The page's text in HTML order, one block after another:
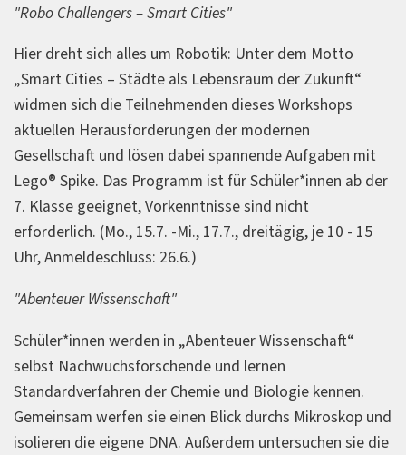
"Robo Challengers – Smart Cities"
Hier dreht sich alles um Robotik: Unter dem Motto
„Smart Cities – Städte als Lebensraum der Zukunft“
widmen sich die Teilnehmenden dieses Workshops
aktuellen Herausforderungen der modernen
Gesellschaft und lösen dabei spannende Aufgaben mit
Lego® Spike. Das Programm ist für Schüler*innen ab der
7. Klasse geeignet, Vorkenntnisse sind nicht
erforderlich. (Mo., 15.7. -Mi., 17.7., dreitägig, je 10 - 15
Uhr, Anmeldeschluss: 26.6.)
"Abenteuer Wissenschaft"
Schüler*innen werden in „Abenteuer Wissenschaft“
selbst Nachwuchsforschende und lernen
Standardverfahren der Chemie und Biologie kennen.
Gemeinsam werfen sie einen Blick durchs Mikroskop und
isolieren die eigene DNA. Außerdem untersuchen sie die